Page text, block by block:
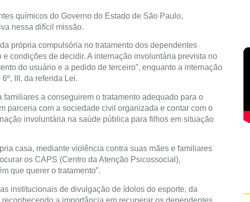
químicos do Governo do Estado de São Paulo,
nessa difícil missão.
própria compulsória no tratamento dos dependentes
condições de decidir. A internação involuntária prevista no
do usuário e a pedido de terceiro”, enquanto a internação
III, da referida Lei.
a conseguirem o tratamento adequado para o
parceria com a sociedade civil organizada e contar com o
involuntária na saúde pública para filhos em situação
casa, mediante violência contra suas mães e familiares
os CAPS (Centro da Atenção Psicossocial),
que querer o tratamento”.
institucionais de divulgação de ídolos do esporte, da
a importância em recuperar os dependentes